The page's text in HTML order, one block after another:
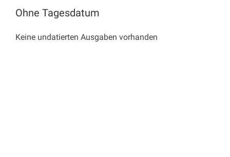
Ohne Tagesdatum
Keine undatierten Ausgaben vorhanden